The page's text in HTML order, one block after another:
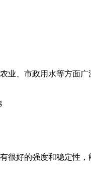
业、市政用水等方面广
好的强度和稳定性